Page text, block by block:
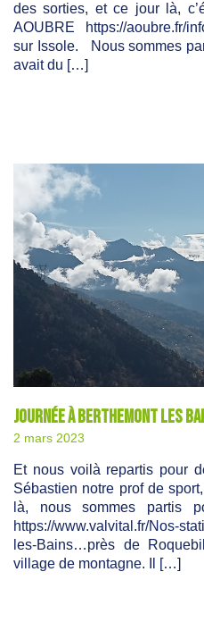
des sorties, et ce jour là,
AOUBRE https://aoubre.fr/
sur Issole. Nous sommes
avait du […]
Journée à Berthemont les
2 mars 2023
Et nous voilà repartis pour
Sébastien notre prof de
là, nous sommes partis
https://www.valvital.fr/Nos-
les-Bains…près de
village de montagne. Il […]